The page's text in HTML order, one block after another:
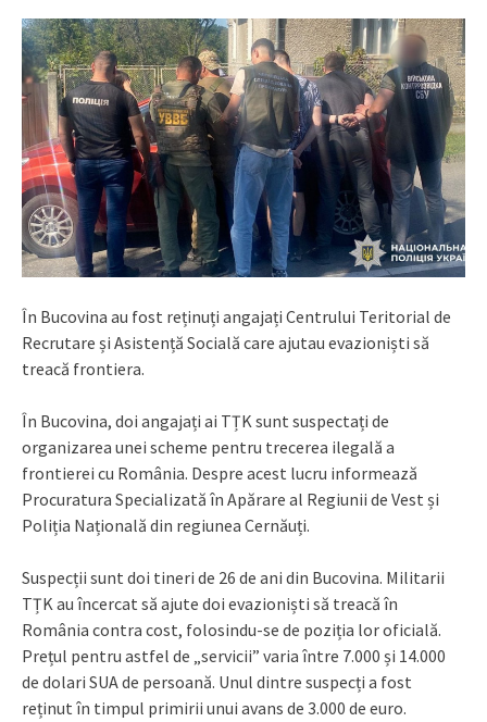
În Bucovina au fost reținuți angajați Centrului Teritorial de
Recrutare și Asistență Socială care ajutau evazioniști să
treacă frontiera.
În Bucovina, doi angajați ai TȚK sunt suspectați de
organizarea unei scheme pentru trecerea ilegală a
frontierei cu România. Despre acest lucru informează
Procuratura Specializată în Apărare al Regiunii de Vest și
Poliția Națională din regiunea Cernăuți.
Suspecții sunt doi tineri de 26 de ani din Bucovina. Militarii
TȚK au încercat să ajute doi evazioniști să treacă în
România contra cost, folosindu-se de poziția lor oficială.
Prețul pentru astfel de „servicii” varia între 7.000 și 14.000
de dolari SUA de persoană. Unul dintre suspecți a fost
reținut în timpul primirii unui avans de 3.000 de euro.